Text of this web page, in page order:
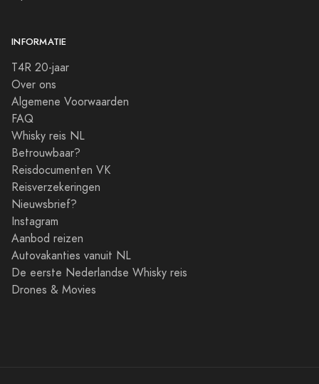
INFORMATIE
T4R 20-jaar
Over ons
Algemene Voorwaarden
FAQ
Whisky reis NL
Betrouwbaar?
Reisdocumenten VK
Reisverzekeringen
Nieuwsbrief?
Instagram
Aanbod reizen
Autovakanties vanuit NL
De eerste Nederlandse Whisky reis
Drones & Movies